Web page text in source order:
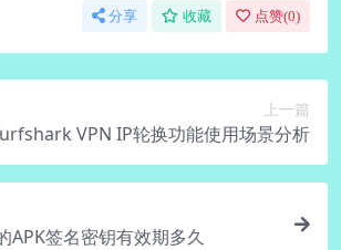
分享 收藏 点赞(0)
上一篇
VPN IP轮换功能使用场景分析
签名密钥有效期多久